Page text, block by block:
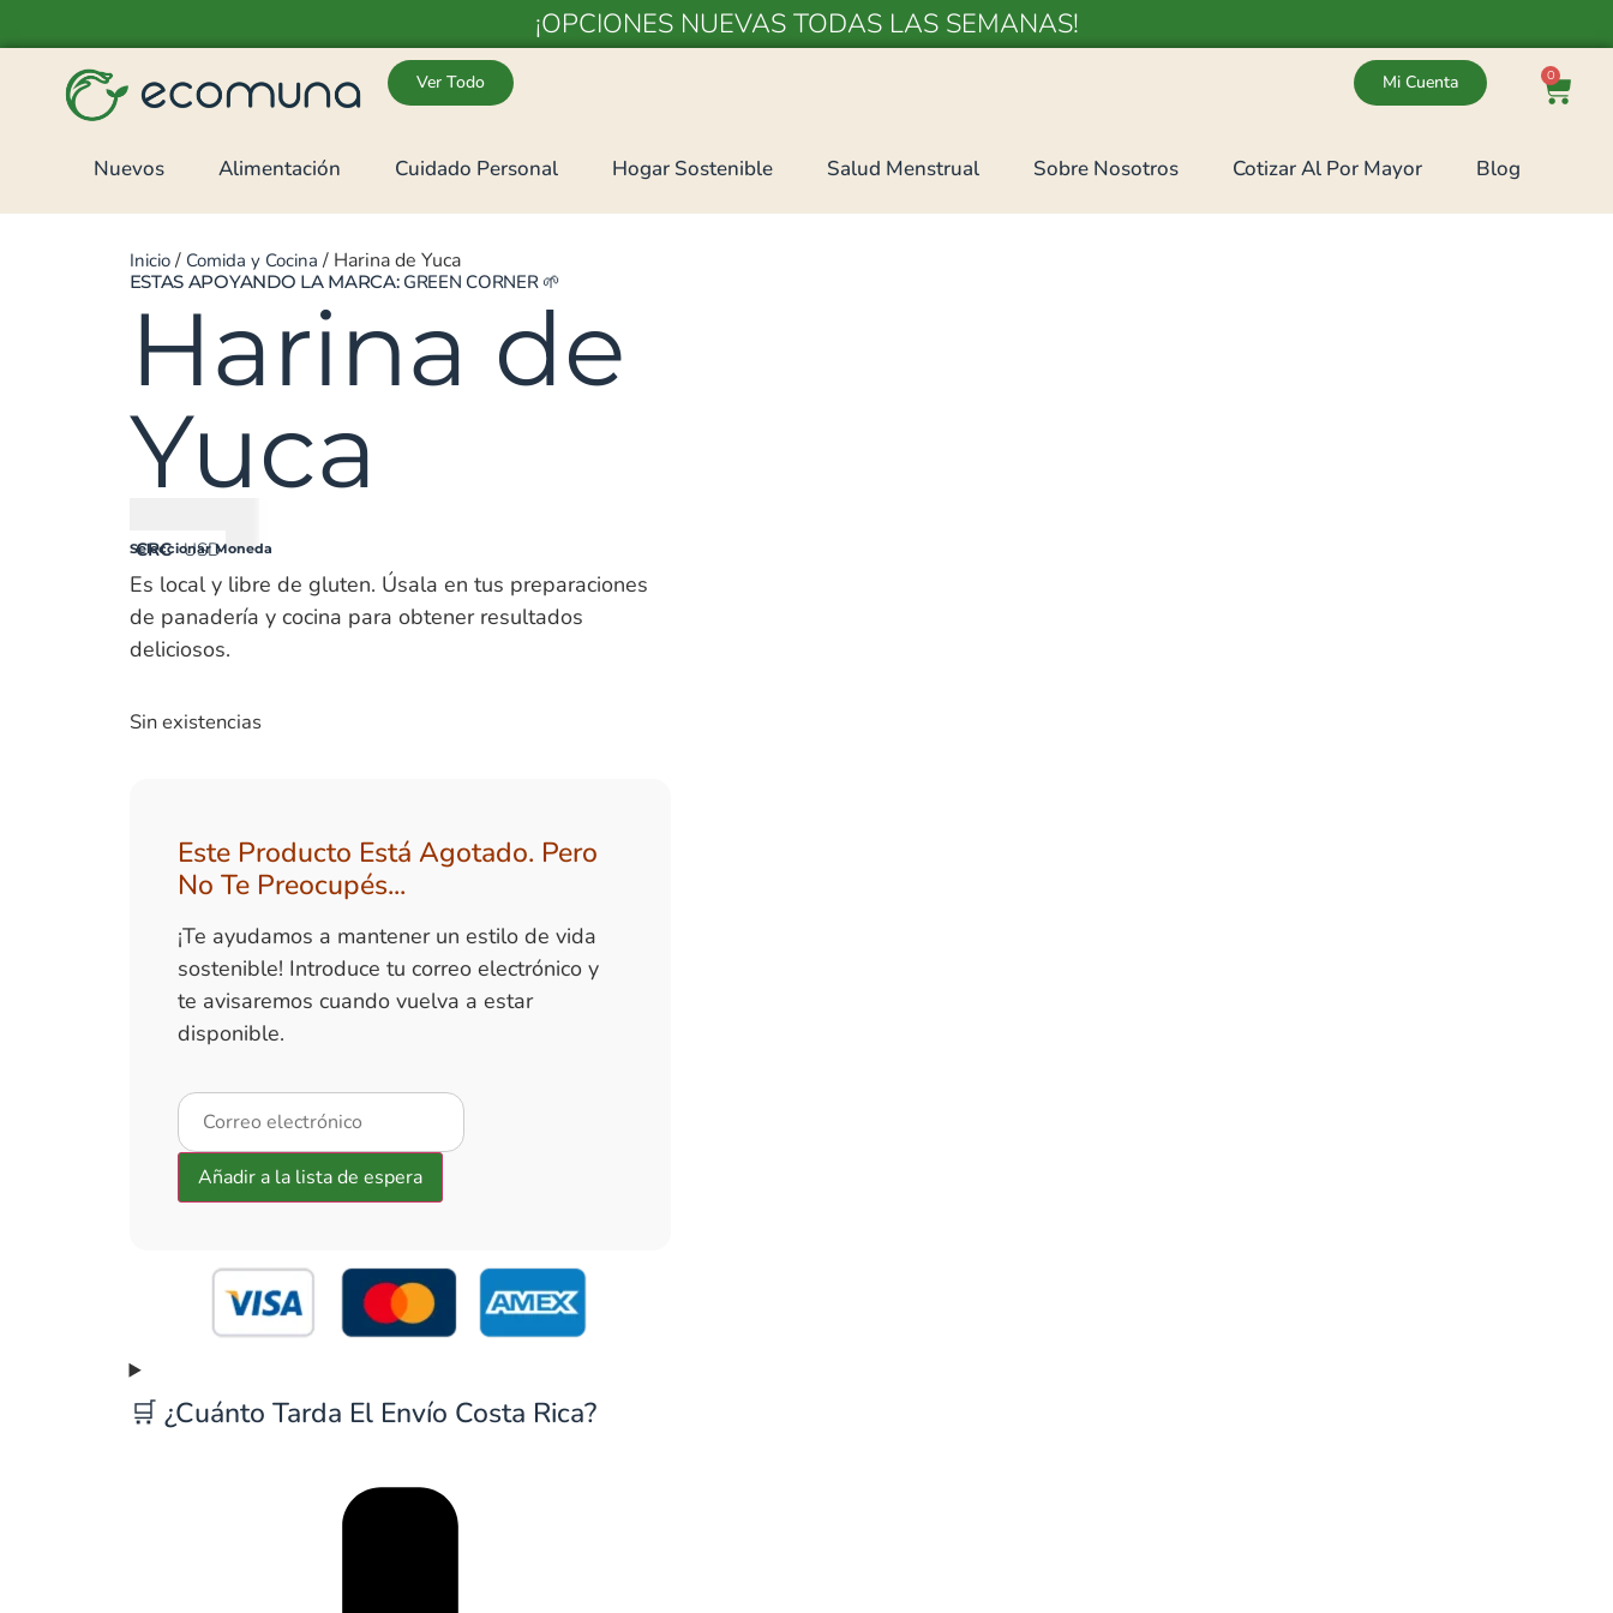
¡OPCIONES NUEVAS TODAS LAS SEMANAS!
Ver Todo Mi Cuenta 0
Nuevos Alimentación Cuidado Personal Hogar Sostenible Salud Menstrual Sobre Nosotros Cotizar Al Por Mayor Blog
Inicio/ Comida y Cocina / Harina de Yuca
ESTAS APOYANDO LA MARCA: GREEN CORNER 🌱
Harina de
Yuca
CRC USD
Seleccionar Moneda
Es local y libre de gluten. Úsala en tus preparaciones
de panadería y cocina para obtener resultados
deliciosos.
Sin existencias
Este Producto Está Agotado. Pero
No Te Preocupés...
¡Te ayudamos a mantener un estilo de vida
sostenible! Introduce tu correo electrónico y
te avisaremos cuando vuelva a estar
disponible.
🛒 ¿Cuánto Tarda El Envío Costa Rica?